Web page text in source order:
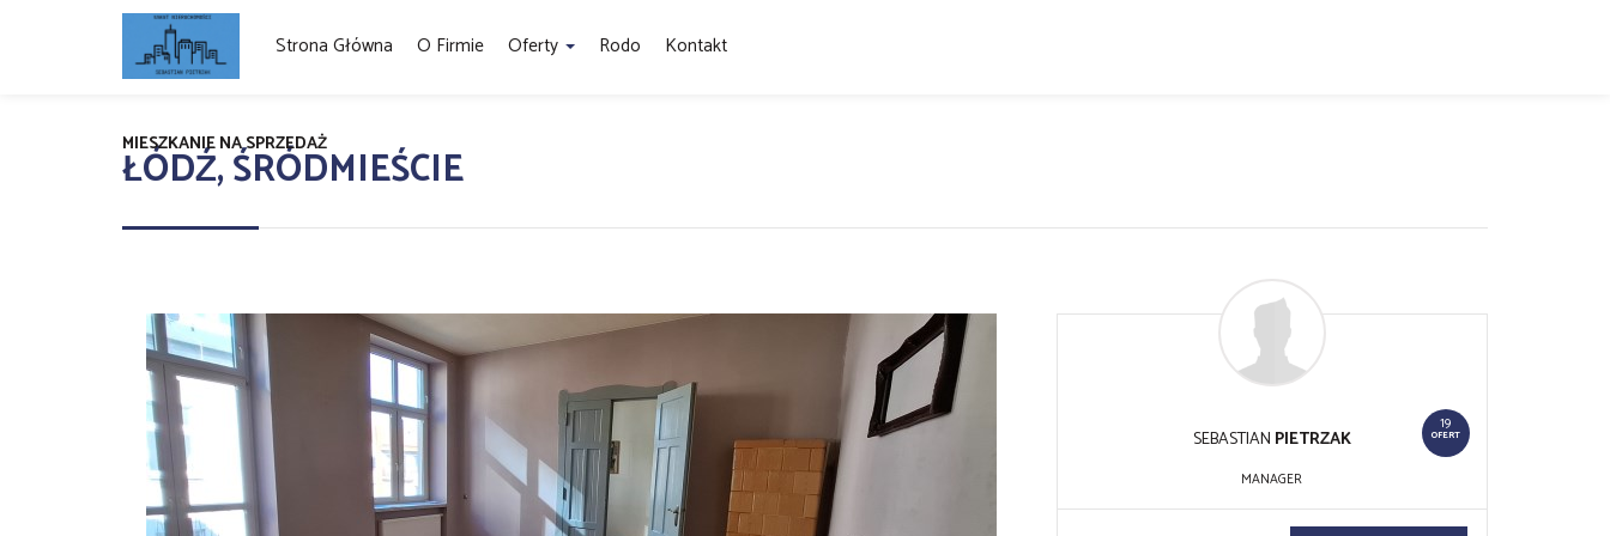
Strona Główna O Firmie Oferty Rodo Kontakt
ŁÓDŹ, ŚRÓDMIEŚCIE
MIESZKANIE NA SPRZEDAŻ
19
OFERT
SEBASTIAN PIETRZAK
MANAGER